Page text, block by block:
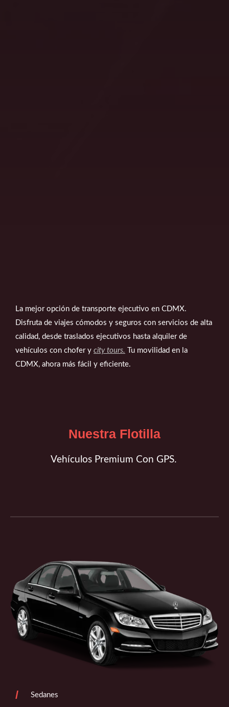
La mejor opción de transporte ejecutivo en CDMX.
Disfruta de viajes cómodos y seguros con servicios de alta
calidad, desde traslados ejecutivos hasta alquiler de
vehículos con chofer y city tours. Tu movilidad en la
CDMX, ahora más fácil y eficiente.
Nuestra Flotilla
Vehículos Premium Con GPS.
/ Sedanes